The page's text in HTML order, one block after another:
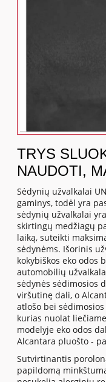
TRYS
NAUDOTI,
Sėdynių užvalkalai
gaminys, todėl yra
sėdynių užvalkalai
skirtingų medžiagų
laiką, suteikti
sėdynėms. Išorinis
kokybiškos eko odos
automobilių
sėdynės sėdimosios
viršutinę dali, o
atlošo bei
kurias nuolat
modelyje eko odos
Alcantara pluošto -
Sutvirtinantis
papildomą